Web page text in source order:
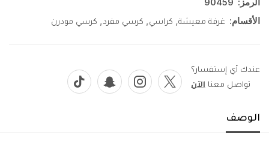
الأقسام: غرفة معيشة كراسي كرسي مفرد كرسي مودرن
عندك أي إستفسار؟
تواصل معنا الآن
الوصف